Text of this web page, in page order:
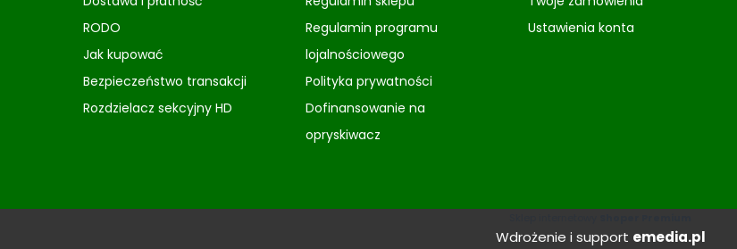
RODO
Jak kupować
Bezpieczeństwo transakcji
Rozdzielacz sekcyjny HD
Regulamin programu
lojalnościowego
Polityka prywatności
Dofinansowanie na
opryskiwacz
Ustawienia konta
Wdrożenie i support emedia.pl